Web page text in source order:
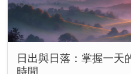
日出與日落：掌握一天
時間